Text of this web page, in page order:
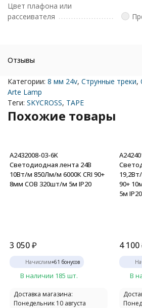
Цвет плафона или
рассеивателя
Отзывы
Категории: 8 мм 24v, Струнные треки,
Arte Lamp
Теги: SKYCROSS, TAPE
Похожие товары
A2432008-03-6K
Светодиодная лента 24В
10Вт/м 850Лм/м 6000К CRI 90+
8мм COB 320шт/м 5м IP20
3 050₽
Начислим+61 бонусов
В наличии 185 шт.
Доставка магазина:
Понедельник 10 августа
90+
5м IP20
4 100
В